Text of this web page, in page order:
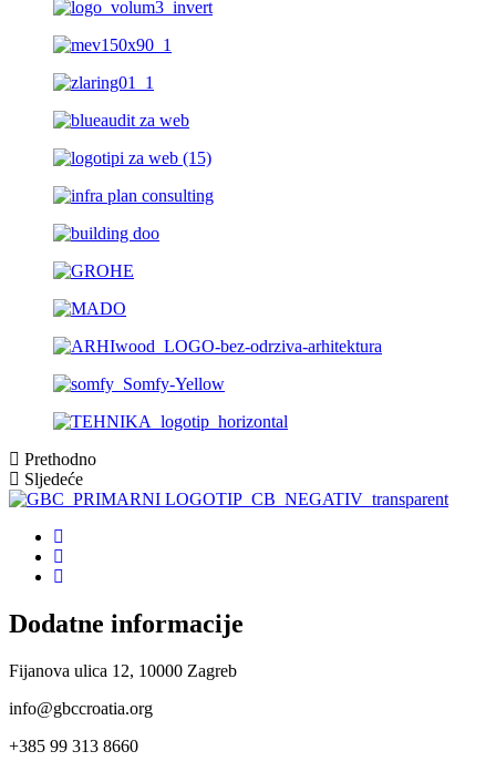
Prethodno
Sljedeće
Dodatne informacije
Fijanova ulica 12, 10000 Zagreb
info@gbccroatia.org
+385 99 313 8660